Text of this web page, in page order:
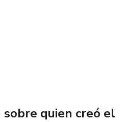
sobre quien creó el